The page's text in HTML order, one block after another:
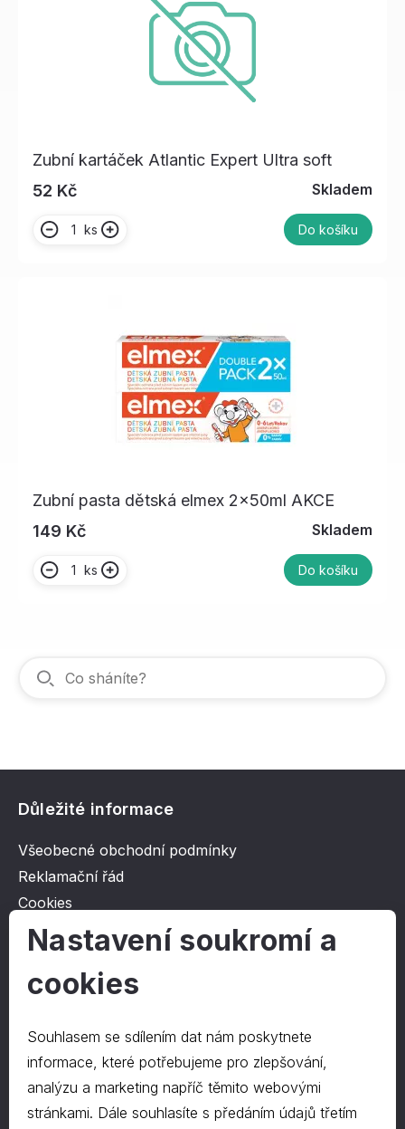
Zubní kartáček Atlantic Expert Ultra soft
52 Kč
Skladem
ks Do košíku
Zubní pasta dětská elmex 2x50ml AKCE
149 Kč
Skladem
ks Do košíku
Důležité informace
Všeobecné obchodní podmínky
Reklamační řád
Cookies
Ochrana osobních údajů
O společnosti
Kontakt
O nás
Kontakty
Nastavení soukromí a
cookies
Souhlasem se sdílením dat nám poskytnete
informace, které potřebujeme pro zlepšování,
analýzu a marketing napříč těmito webovými
stránkami. Dále souhlasíte s předáním údajů třetím